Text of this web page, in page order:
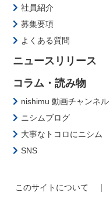
社員紹介
募集要項
よくある質問
ニュースリリース
コラム・読み物
nishimu 動画チャンネル
ニシムブログ
大事なトコロにニシム
SNS
このサイトについて